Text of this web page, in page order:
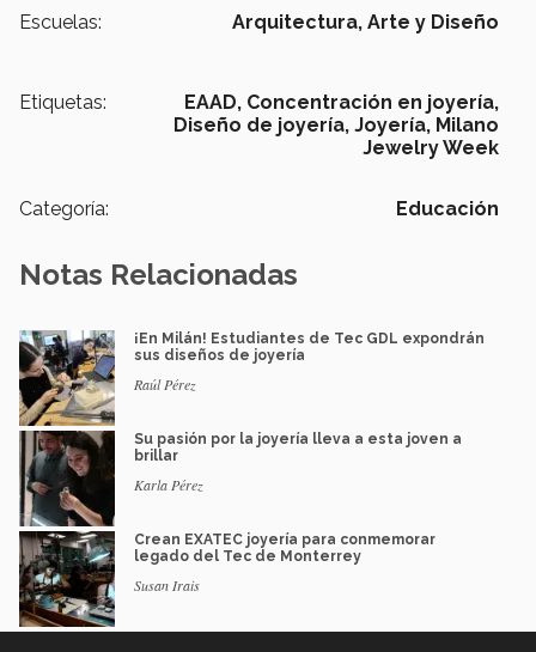
Escuelas: Arquitectura, Arte y Diseño
Etiquetas: EAAD, Concentración en joyería,
Diseño de joyería, Joyería, Milano
Jewelry Week
Categoría: Educación
Notas Relacionadas
¡En Milán! Estudiantes de Tec GDL expondrán
sus diseños de joyería
Raúl Pérez
Su pasión por la joyería lleva a esta joven a
brillar
Karla Pérez
Crean EXATEC joyería para conmemorar
legado del Tec de Monterrey
Susan Irais